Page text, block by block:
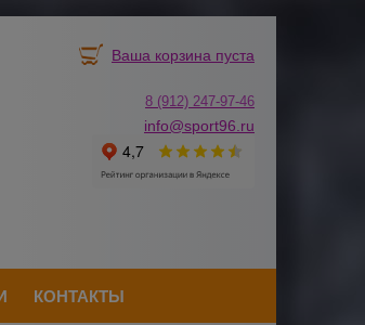
Ваша корзина пуста
8 (912) 247-97-46
info@sport96.ru
КОНТАКТЫ